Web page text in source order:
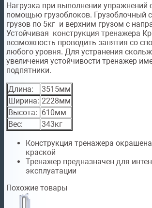
Нагрузка при выполнении упражнений
помощью грузоблоков. Грузоблочный
грузов по 5кг и верхним грузом с
Устойчивая конструкция тренажера
возможность проводить занятия со
любого уровня. Для устранения
увеличения устойчивости тренажер
подпятники.
Длина:
3515мм
Ширина: 2228мм
Высота: 610мм
Вес:
343кг
Конструкция тренажера
краской
Тренажер предназначен для
эксплуатации
Похожие товары